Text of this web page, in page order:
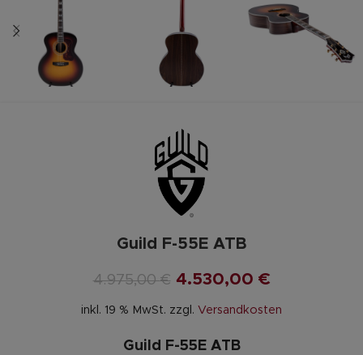
Guild F-55E ATB
4.975,00€ 4.530,00 €
inkl. 19 % MwSt. zzgl. Versandkosten
Guild F-55E ATB